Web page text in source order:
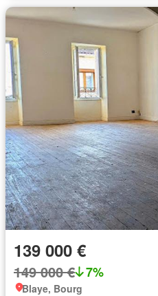
139 000 €
149 000 € 7%
Blaye, Bourg